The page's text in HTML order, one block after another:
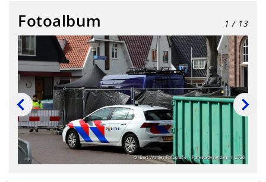
Fotoalbum 1 / 13